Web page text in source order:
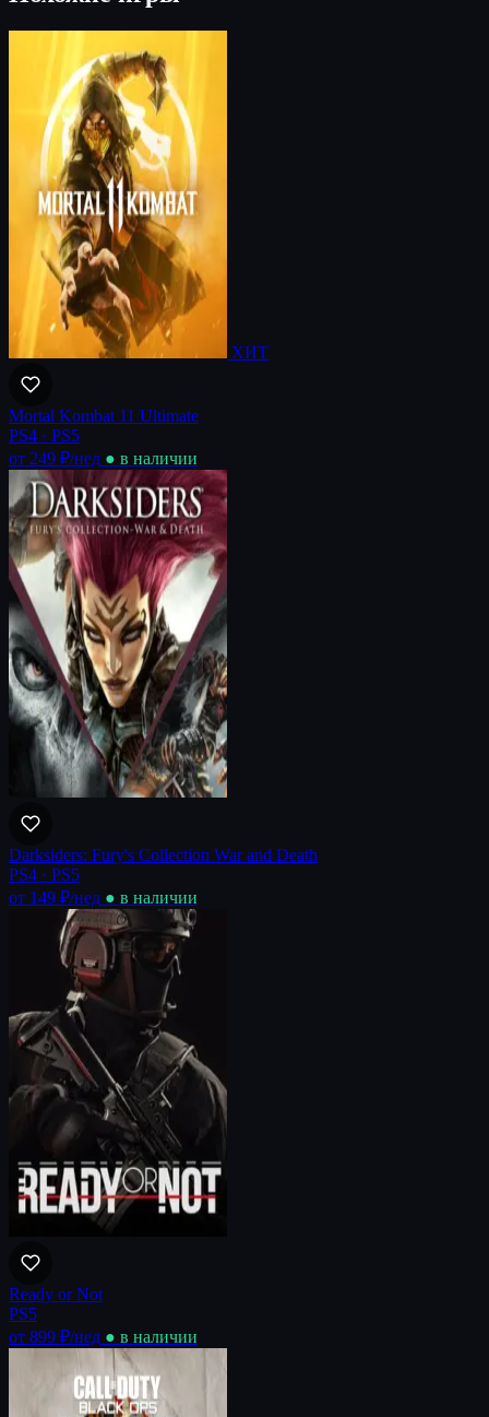
ХИТ
Mortal Kombat 11 Ultimate
PS4 · PS5
от 249 ₽/нед ● в наличии
Darksiders: Fury's Collection War and Death
PS4 · PS5
от 149 ₽/нед ● в наличии
Ready or Not
PS5
от 899 ₽/нед ● в наличии